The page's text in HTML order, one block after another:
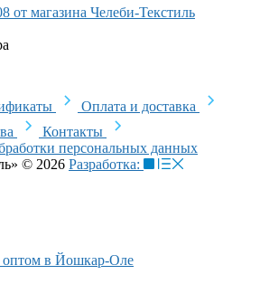
Оплата и доставка
Контакты
персональных данных
© 2026 Разработка:
оптом в Йошкар-Оле